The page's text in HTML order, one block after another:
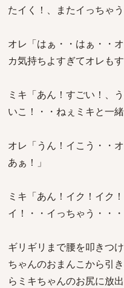
たイく！、またイっちゃう
オレ「はぁ・・はぁ・・
カ気持ちよすぎてオレも
ミキ「あん！すごい！、
いこ！・・ねぇミキと一
オレ「うん！イこう・・
あぁ！」
ミキ「あん！イク！イク
イ！・・イっちゃう・・・
ギリギリまで腰を叩きつ
ちゃんのおまんこから引
らミキちゃんのお尻に放出